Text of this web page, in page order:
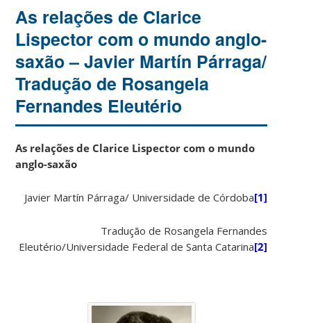
As relações de Clarice
Lispector com o mundo anglo-
saxão – Javier Martín Párraga/
Tradução de Rosangela
Fernandes Eleutério
As relações de Clarice Lispector com o mundo
anglo-saxão
Javier Martín Párraga/ Universidade de Córdoba[1]
Tradução de Rosangela Fernandes
Eleutério/Universidade Federal de Santa Catarina[2]